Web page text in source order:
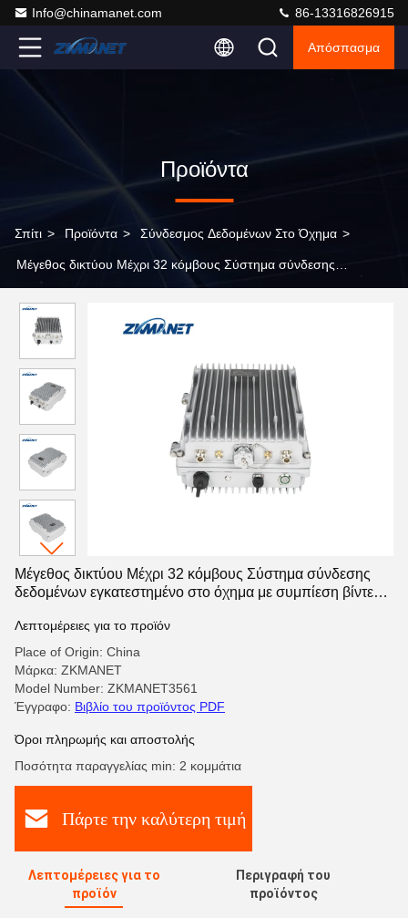
Info@chinamanet.com 86-13316826915
Απόσπασμα
Προϊόντα
Σπίτι > Προϊόντα > Σύνδεσμος Δεδομένων Στο Όχημα >
Μέγεθος δικτύου Μέχρι 32 κόμβους Σύστημα σύνδεσης
H.264/H.265
Μέγεθος δικτύου Μέχρι 32 κόμβους Σύστημα σύνδεσης
δεδομένων εγκατεστημένο στο όχημα με συμπίεση βίντεο
Λεπτομέρειες για το προϊόν
Place of Origin: China
Μάρκα: ZKMANET
Model Number: ZKMANET3561
Έγγραφο: Βιβλίο του προϊόντος PDF
Όροι πληρωμής και αποστολής
Ποσότητα παραγγελίας min: 2 κομμάτια
Πάρτε την καλύτερη τιμή
Λεπτομέρειες για το
προϊόν
Περιγραφή του
προϊόντος